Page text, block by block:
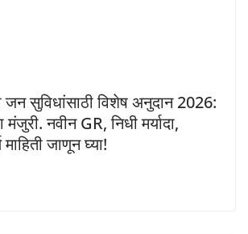
जन सुविधांसाठी विशेष अनुदान 2026:
मंजुरी. नवीन GR, निधी मर्यादा,
जाणून घ्या!